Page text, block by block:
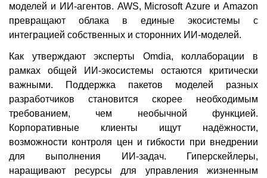
моделей и ИИ-агентов. AWS, Microsoft Azure и Amazon
превращают облака в единые экосистемы с
интеграцией собственных и сторонних ИИ-моделей.
Как утверждают эксперты Omdia, коллаборации в
рамках общей ИИ-экосистемы остаются критически
важными. Поддержка пакетов моделей разных
разработчиков становится скорее необходимым
требованием, чем необычной функцией.
Корпоративные клиенты ищут надёжности,
возможности контроля цен и гибкости при внедрении
для выполнения ИИ-задач. Гиперскейлеры,
наращивают ресурсы для управления жизненным